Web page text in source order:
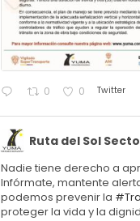
0 0 Twitter
Ruta del Sol
Nadie tiene derecho a
Infórmate, mantente
podemos prevenir la
proteger la vida y la